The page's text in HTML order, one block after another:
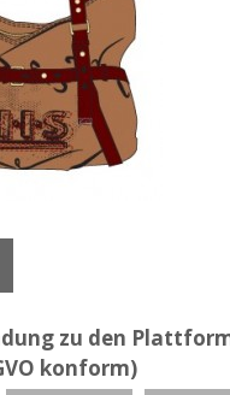
zu den
konform)